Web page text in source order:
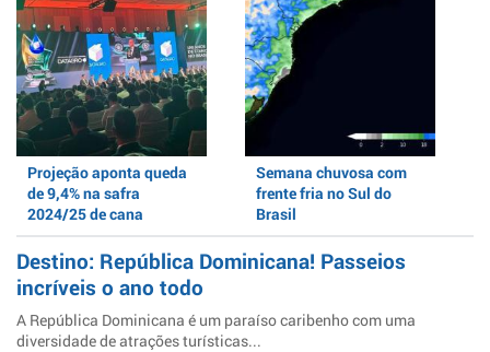
Projeção aponta queda
de 9,4% na safra
2024/25 de cana
Semana chuvosa com
frente fria no Sul do
Brasil
Destino: República Dominicana! Passeios
incríveis o ano todo
A República Dominicana é um paraíso caribenho com uma
diversidade de atrações turísticas...